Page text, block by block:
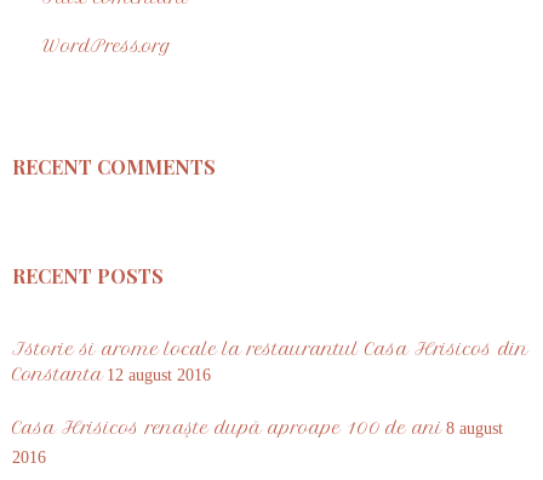
WordPress.org
RECENT COMMENTS
RECENT POSTS
Istorie si arome locale la restaurantul Casa Hrisicos din
Constanta 12 august 2016
Casa Hrisicos renaşte după aproape 100 de ani 8 august
2016